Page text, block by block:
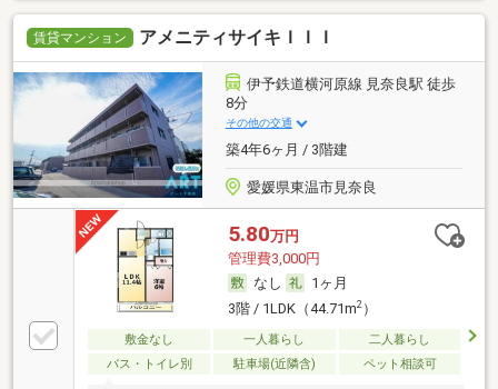
賃貸マンション アメニティサイキＩＩＩ
伊予鉄道横河原線 見奈良駅 徒歩
8分
その他の交通
築4年6ヶ月 / 3階建
愛媛県東温市見奈良
5.80万円
管理費3,000円
なし
1ヶ月
3階 / 1LDK（44.71m2）
敷金なし 一人暮らし
二人暮らし
バス・トイレ別
駐車場(近隣含) ペット相談可